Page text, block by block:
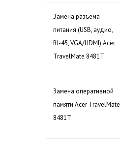
Замена разъема
питания (USB, аудио,
RJ-45, VGA/HDMI) Acer
TravelMate 8481T
Замена оперативной
памяти Acer TravelMate
8481T